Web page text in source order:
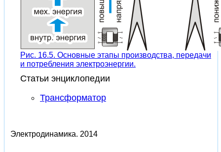
Рис. 16.5. Основные этапы производства, передачи
и потребления электроэнергии.
Статьи энциклопедии
Трансформатор
Электродинамика. 2014